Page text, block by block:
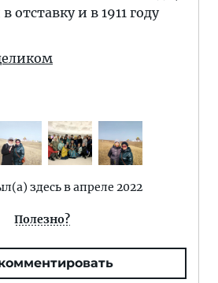
и в 1911 году
здесь в апреле 2022
Полезно?